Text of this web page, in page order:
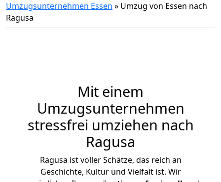
Umzugsunternehmen Essen » Umzug von Essen nach
Ragusa
Mit einem
Umzugsunternehmen
stressfrei umziehen nach
Ragusa
Ragusa ist voller Schätze, das reich an
Geschichte, Kultur und Vielfalt ist. Wir